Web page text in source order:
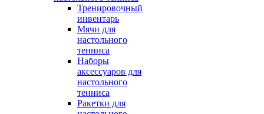
Тренировочный
инвентарь
Мячи для
настольного
тенниса
Наборы
аксессуаров для
настольного
тенниса
Ракетки для